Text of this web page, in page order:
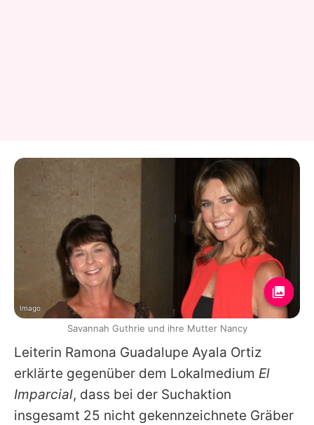
Leiterin Ramona Guadalupe Ayala Ortiz
erklärte gegenüber dem Lokalmedium El
Imparcial, dass bei der Suchaktion
insgesamt 25 nicht gekennzeichnete Gräber
Imago
Savannah Guthrie und ihre Mutter Nancy